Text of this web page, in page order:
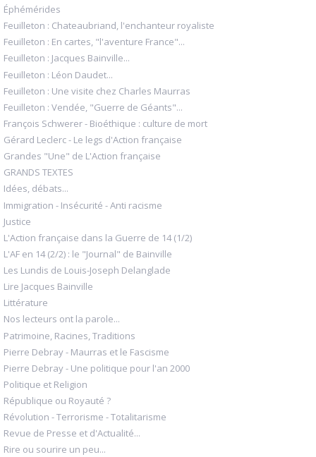
Éphémérides
Feuilleton : Chateaubriand, l'enchanteur royaliste
Feuilleton : En cartes, "l'aventure France"...
Feuilleton : Jacques Bainville...
Feuilleton : Léon Daudet...
Feuilleton : Une visite chez Charles Maurras
Feuilleton : Vendée, "Guerre de Géants"...
François Schwerer - Bioéthique : culture de mort
Gérard Leclerc - Le legs d'Action française
Grandes "Une" de L'Action française
GRANDS TEXTES
Idées, débats...
Immigration - Insécurité - Anti racisme
Justice
L'Action française dans la Guerre de 14 (1/2)
L'AF en 14 (2/2) : le "Journal" de Bainville
Les Lundis de Louis-Joseph Delanglade
Lire Jacques Bainville
Littérature
Nos lecteurs ont la parole...
Patrimoine, Racines, Traditions
Pierre Debray - Maurras et le Fascisme
Pierre Debray - Une politique pour l'an 2000
Politique et Religion
République ou Royauté ?
Révolution - Terrorisme - Totalitarisme
Revue de Presse et d'Actualité...
Rire ou sourire un peu...